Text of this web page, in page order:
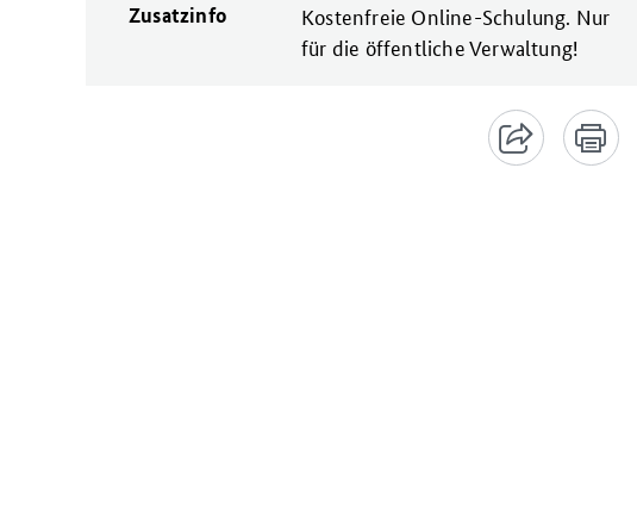
Zusatzinfo
Kostenfreie Online-Schulung. Nur
für die öffentliche Verwaltung!